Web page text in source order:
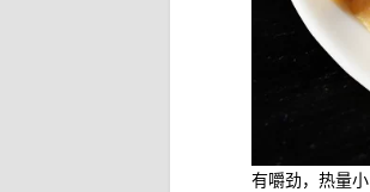
有嚼劲，热量小